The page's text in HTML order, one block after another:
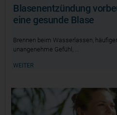
Blasenentzündung
eine gesunde Blase
Brennen beim Wasserlassen,
unangenehme Gefühl,
WEITER